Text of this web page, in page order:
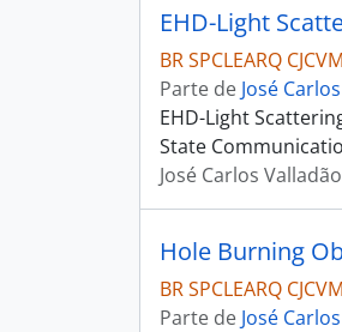
BR SPCLEARQ
Parte de José
EHD-Light
State
José Carlos
Hole Burning
BR SPCLEARQ
Parte de José